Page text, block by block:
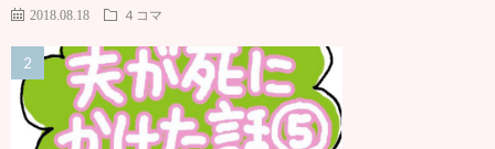
2018.08.18 ４コマ